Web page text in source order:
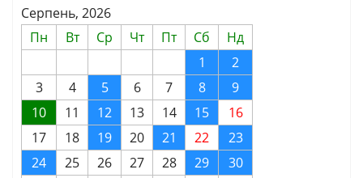
Серпень, 2026
Пн
Вт Ср Чт Пт Сб
Нд
1
2
3
4 5 6 7 8
9
10
11 12 13 14 15
16
17
18 19 20 21 22
23
24
25 26 27 28 29
30